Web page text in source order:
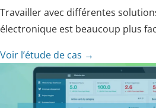
Travailler avec différentes
électronique est beaucoup plus
Voir l’étude de cas →